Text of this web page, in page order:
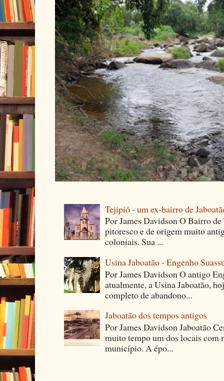
Tejipió - um ex-bairro de
Por James Davidson O Bairro
pitoresco e de origem muito
coloniais. Sua ...
Usina Jaboatão - Engenho
Por James Davidson O antigo
atualmente, a Usina Jaboatão,
completo de abandono...
Jaboatão dos tempos antigos
Por James Davidson Jaboatão
muito tempo um dos locais com
município. A épo...